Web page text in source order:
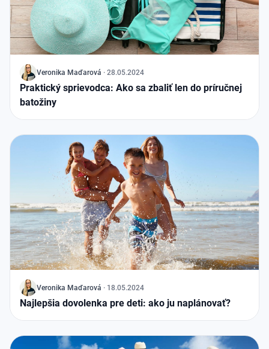
J Veronika Maďarová · 28.05.2024
Praktický sprievodca: Ako sa zbaliť len do príručnej
batožiny
J Veronika Maďarová · 18.05.2024
Najlepšia dovolenka pre deti: ako ju naplánovať?